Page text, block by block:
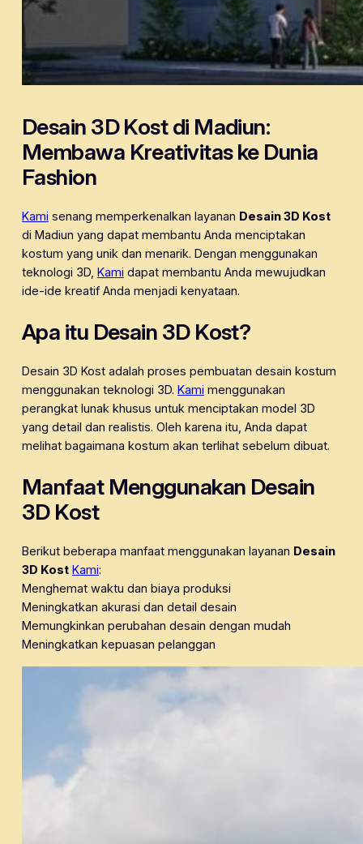
Desain 3D Kost di Madiun:
Membawa Kreativitas ke Dunia
Fashion
Kami senang memperkenalkan layanan Desain 3D Kost
di Madiun yang dapat membantu Anda menciptakan
kostum yang unik dan menarik. Dengan menggunakan
teknologi 3D, Kami dapat membantu Anda mewujudkan
ide-ide kreatif Anda menjadi kenyataan.
Apa itu Desain 3D Kost?
Desain 3D Kost adalah proses pembuatan desain kostum
menggunakan teknologi 3D. Kami menggunakan
perangkat lunak khusus untuk menciptakan model 3D
yang detail dan realistis. Oleh karena itu, Anda dapat
melihat bagaimana kostum akan terlihat sebelum dibuat.
Manfaat Menggunakan Desain
3D Kost
Berikut beberapa manfaat menggunakan layanan Desain
3D Kost Kami:
Menghemat waktu dan biaya produksi
Meningkatkan akurasi dan detail desain
Memungkinkan perubahan desain dengan mudah
Meningkatkan kepuasan pelanggan